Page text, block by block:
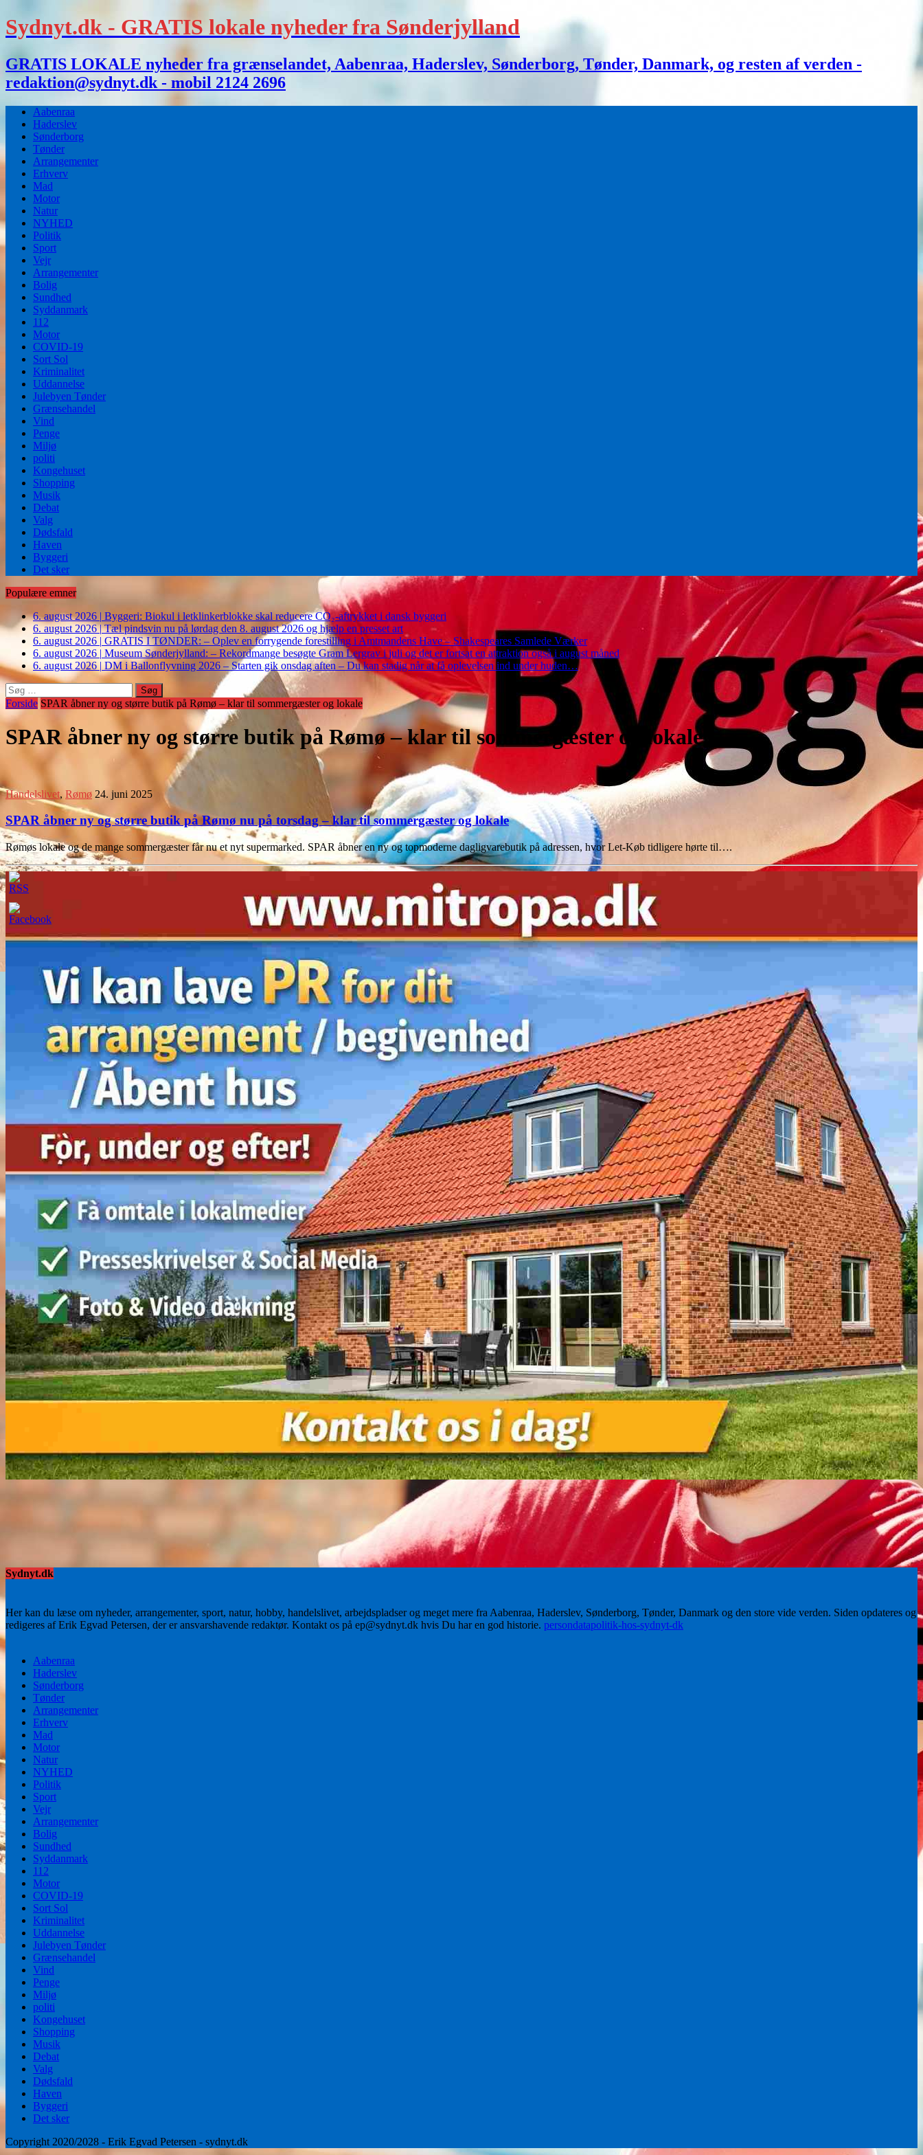
Sydnyt.dk - GRATIS lokale nyheder fra Sønderjylland
GRATIS LOKALE nyheder fra grænselandet, Aabenraa, Haderslev, Sønderborg, Tønder, Danmark, og resten af verden -
redaktion@sydnyt.dk - mobil 2124 2696
Aabenraa
Haderslev
Sønderborg
Tønder
Arrangementer
Erhverv
Mad
Motor
Natur
NYHED
Politik
Sport
Vejr
Arrangementer
Bolig
Sundhed
Syddanmark
112
Motor
COVID-19
Sort Sol
Kriminalitet
Uddannelse
Julebyen Tønder
Grænsehandel
Vind
Penge
Miljø
politi
Kongehuset
Shopping
Musik
Debat
Valg
Dødsfald
Haven
Byggeri
Det sker
Populære emner
6. august 2026 | Byggeri: Biokul i letklinkerblokke skal reducere CO₂-aftrykket i dansk byggeri
6. august 2026 | Tæl pindsvin nu på lørdag den 8. august 2026 og hjælp en presset art
6. august 2026 | GRATIS I TØNDER: – Oplev en forrygende forestilling i Amtmandens Have – Shakespeares Samlede Værker
6. august 2026 | Museum Sønderjylland: – Rekordmange besøgte Gram Lergrav i juli og det er fortsat en attraktion også i august måned
6. august 2026 | DM i Ballonflyvning 2026 – Starten gik onsdag aften – Du kan stadig når at få oplevelsen ind under huden…
Søg
efter:
Forside SPAR åbner ny og større butik på Rømø – klar til sommergæster og lokale
SPAR åbner ny og større butik på Rømø – klar til sommergæster og lokale
Handelslivet, Rømø 24. juni 2025
SPAR åbner ny og større butik på Rømø nu på torsdag – klar til sommergæster og lokale
Rømøs lokale og de mange sommergæster får nu et nyt supermarked. SPAR åbner en ny og topmoderne dagligvarebutik på adressen, hvor Let-Køb tidligere hørte til….
Sydnyt.dk
Her kan du læse om nyheder, arrangementer, sport, natur, hobby, handelslivet, arbejdspladser og meget mere fra Aabenraa, Haderslev, Sønderborg, Tønder, Danmark og den store vide verden. Siden opdateres og
redigeres af Erik Egvad Petersen, der er ansvarshavende redaktør. Kontakt os på ep@sydnyt.dk hvis Du har en god historie. persondatapolitik-hos-sydnyt-dk
Aabenraa
Haderslev
Sønderborg
Tønder
Arrangementer
Erhverv
Mad
Motor
Natur
NYHED
Politik
Sport
Vejr
Arrangementer
Bolig
Sundhed
Syddanmark
112
Motor
COVID-19
Sort Sol
Kriminalitet
Uddannelse
Julebyen Tønder
Grænsehandel
Vind
Penge
Miljø
politi
Kongehuset
Shopping
Musik
Debat
Valg
Dødsfald
Haven
Byggeri
Det sker
Copyright 2020/2028 - Erik Egvad Petersen - sydnyt.dk